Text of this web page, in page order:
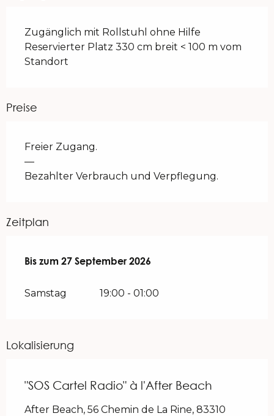
Zugänglich mit Rollstuhl ohne Hilfe
Reservierter Platz 330 cm breit < 100 m vom
Standort
Preise
Freier Zugang.
—
Bezahlter Verbrauch und Verpflegung.
Zeitplan
vom29 April 2026bis zum27 September 2026
Bis zum 27 September 2026
Samstag 19:00 - 01:00
Lokalisierung
"SOS Cartel Radio" à l'After Beach
After Beach, 56 Chemin de La Rine, 83310